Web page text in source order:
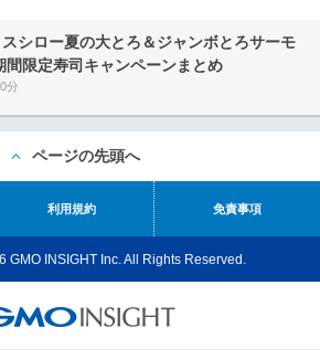
シロー夏の大とろ＆ジャンボとろサーモ
限定寿司キャンペーンまとめ
分
ページの先頭へ
利用規約 免責事項
GMO INSIGHT Inc. All Rights Reserved.